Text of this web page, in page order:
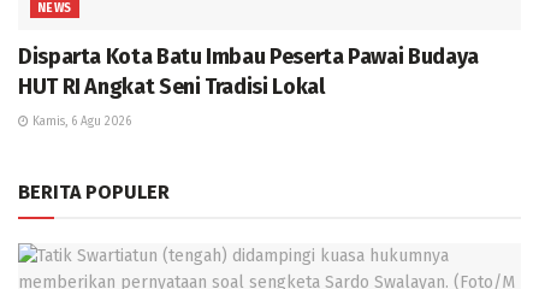
NEWS
Disparta Kota Batu Imbau Peserta Pawai Budaya
HUT RI Angkat Seni Tradisi Lokal
Kamis, 6 Agu 2026
BERITA POPULER